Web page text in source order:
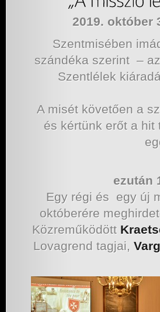
2019. október
Szentmisében
szándéka szerint –
Szentlélek
A misét követően a
és kértünk erőt a
ezután
Egy régi és egy új
októberére
Közreműködött
Lovagrend tagjai,